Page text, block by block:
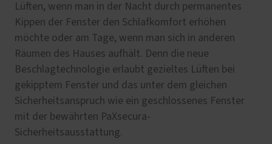
Lüften, wenn man in der Nacht durch permanentes
Kippen der Fenster den Schlafkomfort erhöhen
möchte oder am Tage, wenn man sich in anderen
Räumen des Hauses aufhält. Denn die neue
Beschlagtechnologie erlaubt gezieltes Lüften bei
gekipptem Fenster und das unter dem gleichen
Sicherheitsanspruch wie ein geschlossenes Fenster
mit der bewährten PaXsecura-
Sicherheitsausstattung.